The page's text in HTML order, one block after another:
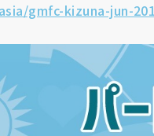
gmfc-kizuna-jun-